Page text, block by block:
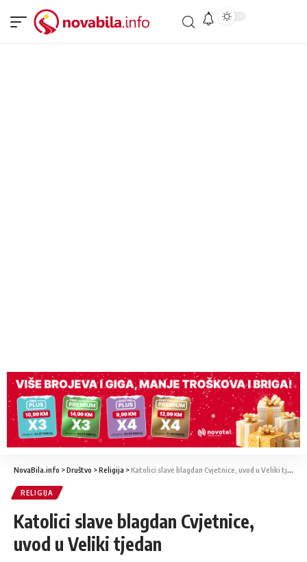
NovaBila.info >Društvo >Religija >Katolici slave blagdan Cvjetnice, uvod u Veliki tjedan
RELIGIJA
Katolici slave blagdan Cvjetnice,
uvod u Veliki tjedan